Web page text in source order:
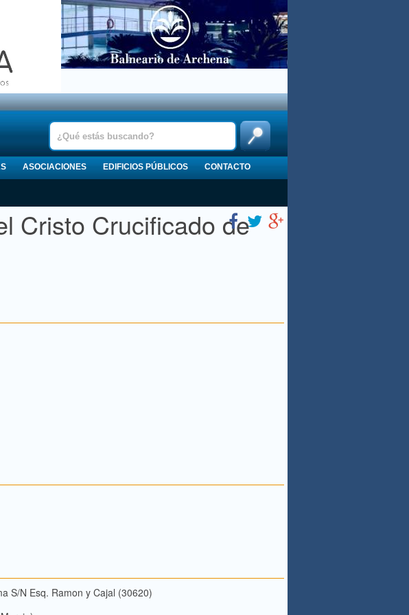
ASOCIACIONES EDIFICIOS PÚBLICOS CONTACTO
Cristo Crucificado de
S/N Esq. Ramon y Cajal (30620)